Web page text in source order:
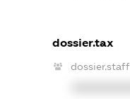
dossier.tax
dossier.staff